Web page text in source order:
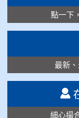
點一下
最新
細心撮